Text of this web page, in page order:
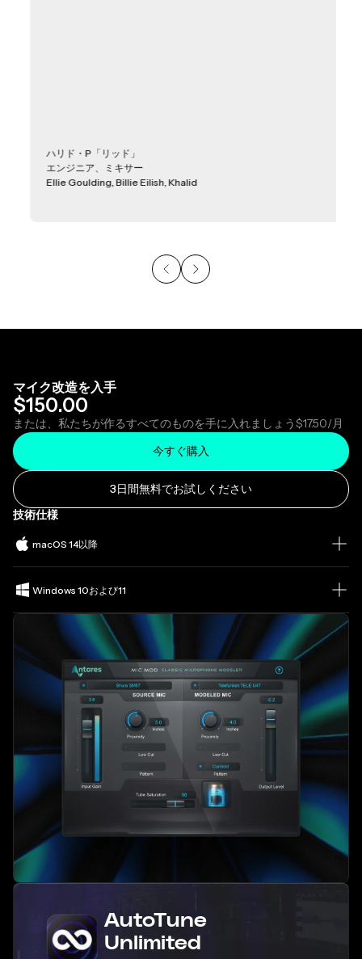
ハリド・P「リッド」
エンジニア、ミキサー
Ellie Goulding, Billie Eilish, Khalid
マイク改造を入手
$150.00
または、私たちが作るすべてのものを手に入れましょう$17.50/月
今すぐ購入
3日間無料でお試しください
技術仕様
macOS 14以降
Windows 10および11
AutoTune
Unlimited